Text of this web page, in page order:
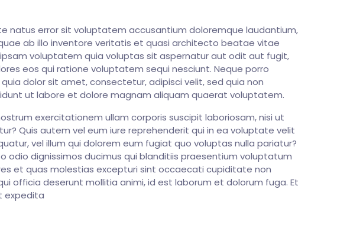
natus error sit voluptatem accusantium doloremque laudantium,
ab illo inventore veritatis et quasi architecto beatae vitae
voluptatem quia voluptas sit aspernatur aut odit aut fugit,
eos qui ratione voluptatem sequi nesciunt. Neque porro
dolor sit amet, consectetur, adipisci velit, sed quia non
ut labore et dolore magnam aliquam quaerat voluptatem.
exercitationem ullam corporis suscipit laboriosam, nisi ut
Quis autem vel eum iure reprehenderit qui in ea voluptate velit
vel illum qui dolorem eum fugiat quo voluptas nulla pariatur?
odio dignissimos ducimus qui blanditiis praesentium voluptatum
et quas molestias excepturi sint occaecati cupiditate non
officia deserunt mollitia animi, id est laborum et dolorum fuga. Et
expedita